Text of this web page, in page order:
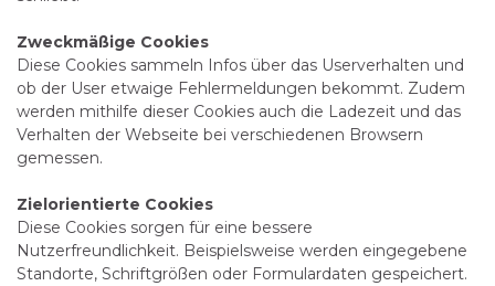
Zweckmäßige Cookies
Diese Cookies sammeln Infos über das Userverhalten und
ob der User etwaige Fehlermeldungen bekommt. Zudem
werden mithilfe dieser Cookies auch die Ladezeit und das
Verhalten der Webseite bei verschiedenen Browsern
gemessen.
Zielorientierte Cookies
Diese Cookies sorgen für eine bessere
Nutzerfreundlichkeit. Beispielsweise werden eingegebene
Standorte, Schriftgrößen oder Formulardaten gespeichert.